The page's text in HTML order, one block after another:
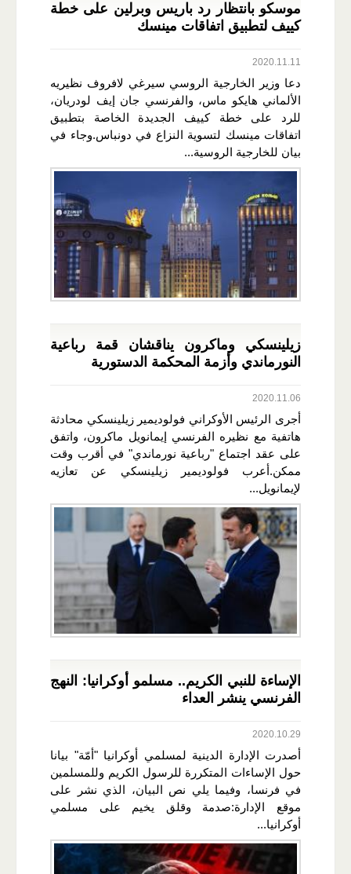
موسكو بانتظار رد باريس وبرلين على خطة
كييف لتطبيق اتفاقات مينسك
2020.11.11
دعا وزير الخارجية الروسي سيرغي لافروف نظيريه
الألماني هايكو ماس، والفرنسي جان إيف لودريان،
للرد على خطة كييف الجديدة الخاصة بتطبيق
اتفاقات مينسك لتسوية النزاع في دونباس.وجاء في
بيان للخارجية الروسية...
زيلينسكي وماكرون يناقشان قمة رباعية
النورماندي وأزمة المحكمة الدستورية
2020.11.06
أجرى الرئيس الأوكراني فولوديمير زيلينسكي محادثة
هاتفية مع نظيره الفرنسي إيمانويل ماكرون، واتفق
على عقد اجتماع "رباعية نورماندي" في أقرب وقت
ممكن.أعرب فولوديمير زيلينسكي عن تعازيه
لإيمانويل...
الإساءة للنبي الكريم.. مسلمو أوكرانيا: النهج
الفرنسي ينشر العداء
2020.10.29
أصدرت الإدارة الدينية لمسلمي أوكرانيا "أمّة" بيانا
حول الإساءات المتكررة للرسول الكريم وللمسلمين
في فرنسا، وفيما يلي نص البيان، الذي نشر على
موقع الإدارة:صدمة وقلق يخيم على مسلمي
أوكرانيا...